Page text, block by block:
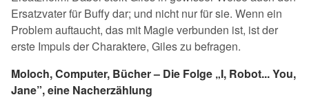
Ersatzvater für Buffy dar; und nicht nur für sie. Wenn ein
Problem auftaucht, das mit Magie verbunden ist, ist der
erste Impuls der Charaktere, Giles zu befragen.
Moloch, Computer, Bücher – Die Folge „I, Robot... You,
Jane”, eine Nacherzählung